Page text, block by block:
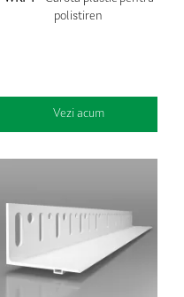
polistiren
Vezi acum